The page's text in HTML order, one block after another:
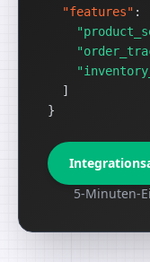
"features" :
]
}
5-Minuten-